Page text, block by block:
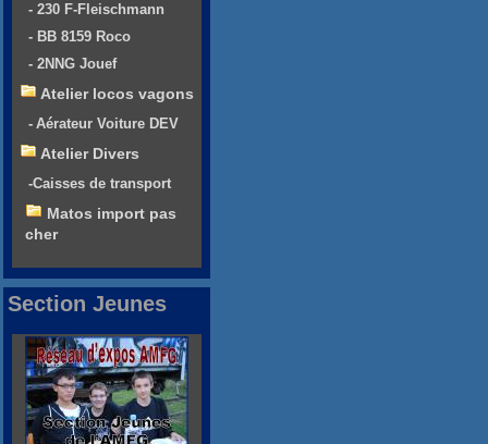
- 230 F-Fleischmann
- BB 8159 Roco
- 2NNG Jouef
Atelier locos vagons
- Aérateur Voiture DEV
Atelier Divers
-Caisses de transport
Matos import pas
cher
Section Jeunes